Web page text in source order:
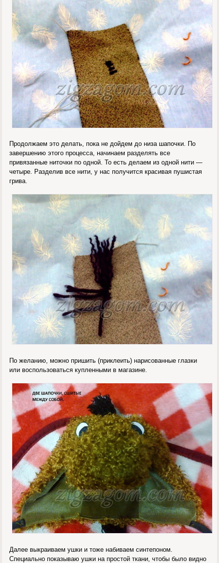
Продолжаем это делать, пока не дойдем до низа шапочки. По
завершению этого процесса, начинаем разделять все
привязанные ниточки по одной. То есть делаем из одной нити —
четыре. Разделив все нити, у нас получится красивая пушистая
грива.
По желанию, можно пришить (приклеить) нарисованные глазки
или воспользоваться купленными в магазине.
Далее выкраиваем ушки и тоже набиваем синтепоном.
Специально показываю ушки на простой ткани, чтобы было видно